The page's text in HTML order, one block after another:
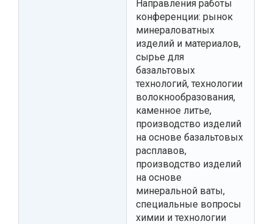
Направления работы
конференции: рынок
минераловатных
изделий и материалов,
сырье для
базальтовых
технологий, технологии
волокнообразования,
каменное литье,
производство изделий
на основе базальтовых
расплавов,
производство изделий
на основе
минеральной ваты,
специальные вопросы
химии и технологии